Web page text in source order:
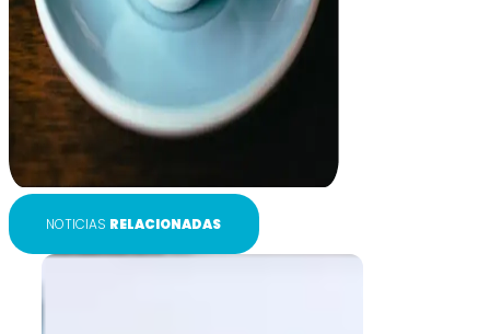
NOTICIAS RELACIONADAS